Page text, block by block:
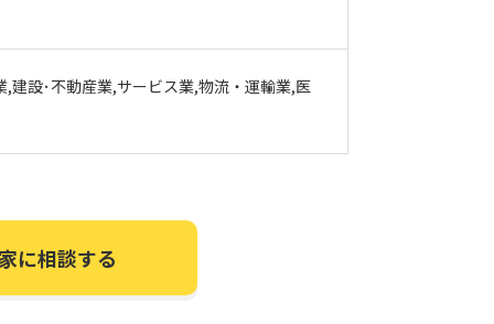
建設･不動産業,サービス業,物流・運輸業,医
に相談する